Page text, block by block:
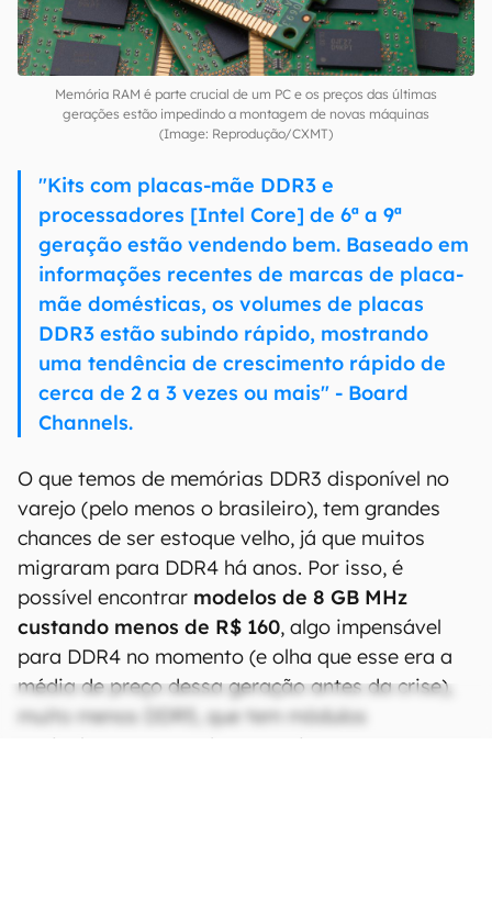
Memória RAM é parte crucial de um PC e os preços das últimas
gerações estão impedindo a montagem de novas máquinas
(Image: Reprodução/CXMT)
"Kits com placas-mãe DDR3 e
processadores [Intel Core] de 6ª a 9ª
geração estão vendendo bem. Baseado em
informações recentes de marcas de placa-
mãe domésticas, os volumes de placas
DDR3 estão subindo rápido, mostrando
uma tendência de crescimento rápido de
cerca de 2 a 3 vezes ou mais" - Board
Channels.
O que temos de memórias DDR3 disponível no
varejo (pelo menos o brasileiro), tem grandes
chances de ser estoque velho, já que muitos
migraram para DDR4 há anos. Por isso, é
possível encontrar modelos de 8 GB MHz
custando menos de R$ 160, algo impensável
para DDR4 no momento (e olha que esse era a
média de preço dessa geração antes da crise),
muito menos DDR5, que tem módulos
equivalentes custando 10x mais.